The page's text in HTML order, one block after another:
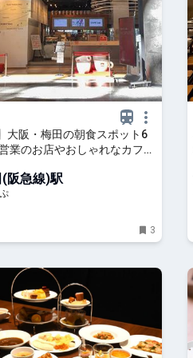
大阪・梅田の朝食スポット6
業のお店やおしゃれなカフェ
阪急線)駅
3